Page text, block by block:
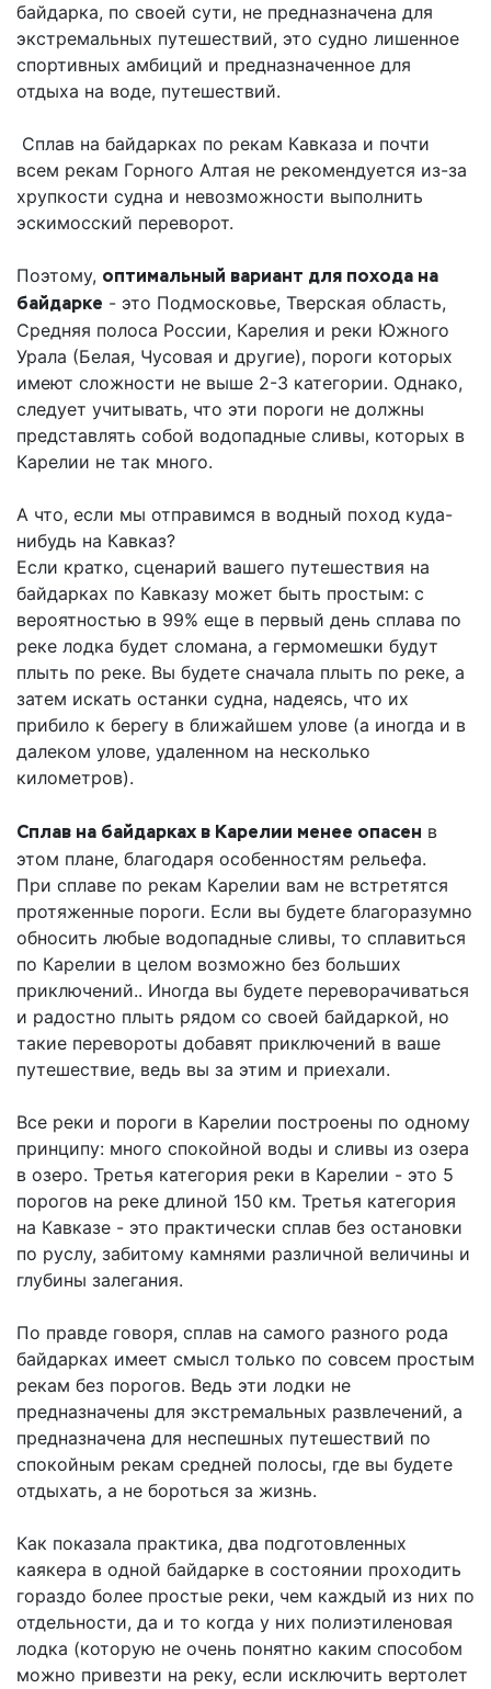
байдарка, по своей сути, не предназначена для
экстремальных путешествий, это судно лишенное
спортивных амбиций и предназначенное для
отдыха на воде, путешествий.
Сплав на байдарках по рекам Кавказа и почти
всем рекам Горного Алтая не рекомендуется из-за
хрупкости судна и невозможности выполнить
эскимосский переворот.
Поэтому, оптимальный вариант для похода на
байдарке - это Подмосковье, Тверская область,
Средняя полоса России, Карелия и реки Южного
Урала (Белая, Чусовая и другие), пороги которых
имеют сложности не выше 2-3 категории. Однако,
следует учитывать, что эти пороги не должны
представлять собой водопадные сливы, которых в
Карелии не так много.
А что, если мы отправимся в водный поход куда-
нибудь на Кавказ?
Если кратко, сценарий вашего путешествия на
байдарках по Кавказу может быть простым: с
вероятностью в 99% еще в первый день сплава по
реке лодка будет сломана, а гермомешки будут
плыть по реке. Вы будете сначала плыть по реке, а
затем искать останки судна, надеясь, что их
прибило к берегу в ближайшем улове (а иногда и в
далеком улове, удаленном на несколько
километров).
Сплав на байдарках в Карелии менее опасен в
этом плане, благодаря особенностям рельефа.
При сплаве по рекам Карелии вам не встретятся
протяженные пороги. Если вы будете благоразумно
обносить любые водопадные сливы, то сплавиться
по Карелии в целом возможно без больших
приключений.. Иногда вы будете переворачиваться
и радостно плыть рядом со своей байдаркой, но
такие перевороты добавят приключений в ваше
путешествие, ведь вы за этим и приехали.
Все реки и пороги в Карелии построены по одному
принципу: много спокойной воды и сливы из озера
в озеро. Третья категория реки в Карелии - это 5
порогов на реке длиной 150 км. Третья категория
на Кавказе - это практически сплав без остановки
по руслу, забитому камнями различной величины и
глубины залегания.
По правде говоря, сплав на самого разного рода
байдарках имеет смысл только по совсем простым
рекам без порогов. Ведь эти лодки не
предназначены для экстремальных развлечений, а
предназначена для неспешных путешествий по
спокойным рекам средней полосы, где вы будете
отдыхать, а не бороться за жизнь.
Как показала практика, два подготовленных
каякера в одной байдарке в состоянии проходить
гораздо более простые реки, чем каждый из них по
отдельности, да и то когда у них полиэтиленовая
лодка (которую не очень понятно каким способом
можно привезти на реку, если исключить вертолет